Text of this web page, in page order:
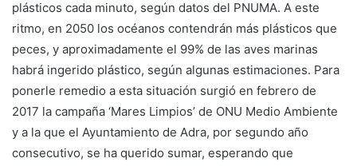
plásticos cada minuto, según datos del PNUMA. A este
ritmo, en 2050 los océanos contendrán más plásticos que
peces, y aproximadamente el 99% de las aves marinas
habrá ingerido plástico, según algunas estimaciones. Para
ponerle remedio a esta situación surgió en febrero de
2017 la campaña ‘Mares Limpios’ de ONU Medio Ambiente
y a la que el Ayuntamiento de Adra, por segundo año
consecutivo, se ha querido sumar, esperando que